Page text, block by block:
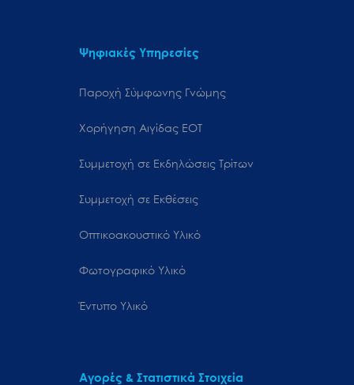
Ψηφιακές Υπηρεσίες
Παροχή Σύμφωνης Γνώμης
Χορήγηση Αιγίδας ΕΟΤ
Συμμετοχή σε Εκδηλώσεις Τρίτων
Συμμετοχή σε Εκθέσεις
Οπτικοακουστικό Υλικό
Φωτογραφικό Υλικό
Έντυπο Υλικό
Αγορές & Στατιστικά Στοιχεία